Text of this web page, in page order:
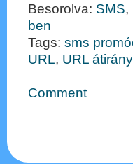
Besorolva: SMS,
ben
Tags: sms
URL, URL
Comment